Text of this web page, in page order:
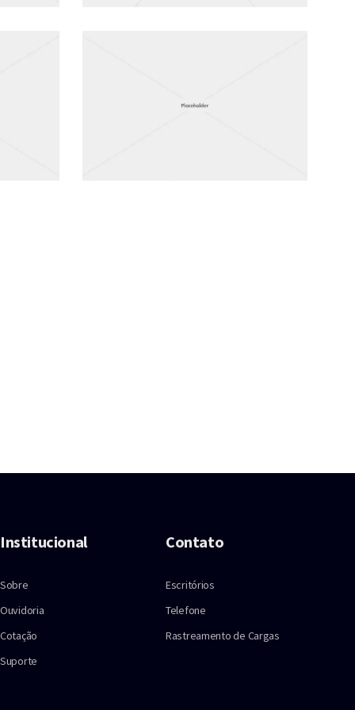
Institucional
Sobre
Ouvidoria
Cotação
Suporte
Contato
Escritórios
Telefone
Rastreamento de Cargas